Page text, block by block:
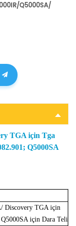
Q5000SA/
TGA için Tga
Q5000SA
Discovery TGA için
için Dara Teli